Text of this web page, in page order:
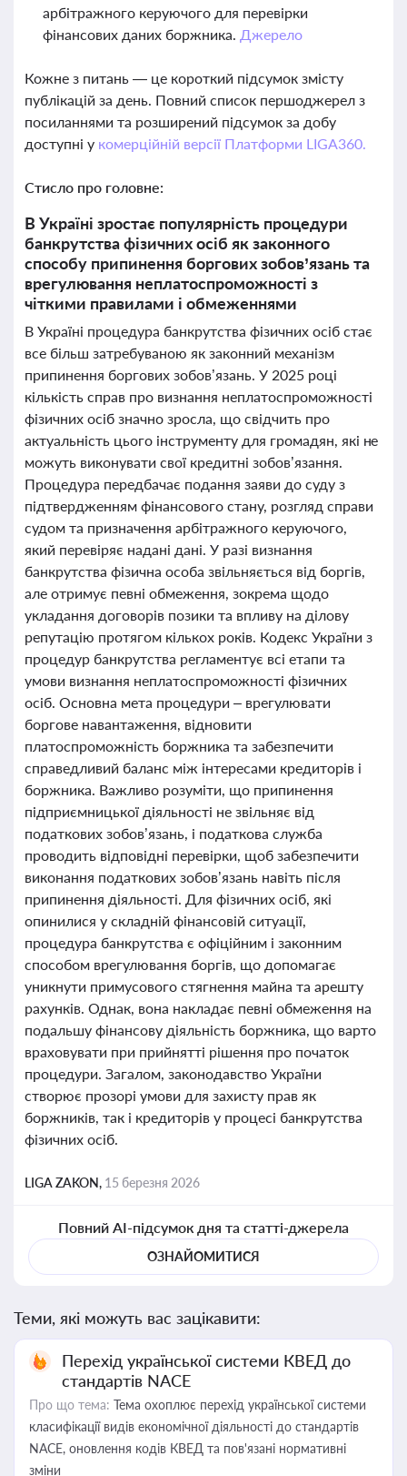
арбітражного керуючого для перевірки
фінансових даних боржника. Джерело
Кожне з питань — це короткий підсумок змісту
публікацій за день. Повний список першоджерел з
посиланнями та розширений підсумок за добу
доступні у комерційній версії Платформи LIGA360.
Стисло про головне:
В Україні зростає популярність процедури
банкрутства фізичних осіб як законного
способу припинення боргових зобов’язань та
врегулювання неплатоспроможності з
чіткими правилами і обмеженнями
В Україні процедура банкрутства фізичних осіб стає
все більш затребуваною як законний механізм
припинення боргових зобов’язань. У 2025 році
кількість справ про визнання неплатоспроможності
фізичних осіб значно зросла, що свідчить про
актуальність цього інструменту для громадян, які не
можуть виконувати свої кредитні зобов’язання.
Процедура передбачає подання заяви до суду з
підтвердженням фінансового стану, розгляд справи
судом та призначення арбітражного керуючого,
який перевіряє надані дані. У разі визнання
банкрутства фізична особа звільняється від боргів,
але отримує певні обмеження, зокрема щодо
укладання договорів позики та впливу на ділову
репутацію протягом кількох років. Кодекс України з
процедур банкрутства регламентує всі етапи та
умови визнання неплатоспроможності фізичних
осіб. Основна мета процедури – врегулювати
боргове навантаження, відновити
платоспроможність боржника та забезпечити
справедливий баланс між інтересами кредиторів і
боржника. Важливо розуміти, що припинення
підприємницької діяльності не звільняє від
податкових зобов’язань, і податкова служба
проводить відповідні перевірки, щоб забезпечити
виконання податкових зобов’язань навіть після
припинення діяльності. Для фізичних осіб, які
опинилися у складній фінансовій ситуації,
процедура банкрутства є офіційним і законним
способом врегулювання боргів, що допомагає
уникнути примусового стягнення майна та арешту
рахунків. Однак, вона накладає певні обмеження на
подальшу фінансову діяльність боржника, що варто
враховувати при прийнятті рішення про початок
процедури. Загалом, законодавство України
створює прозорі умови для захисту прав як
боржників, так і кредиторів у процесі банкрутства
фізичних осіб.
LIGA ZAKON, 15 березня 2026
Повний AI-підсумок дня та статті-джерела
ОЗНАЙОМИТИСЯ
Теми, які можуть вас зацікавити:
Перехід української системи КВЕД до
стандартів NACE
Про що тема: Тема охоплює перехід української системи
класифікації видів економічної діяльності до стандартів
NACE, оновлення кодів КВЕД та пов'язані нормативні
зміни